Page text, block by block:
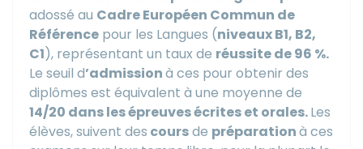
adossé au Cadre Européen Commun de
Référence pour les Langues (niveaux B1, B2,
C1), représentant un taux de réussite de 96 %.
Le seuil d’admissionà ces pour obtenir des
diplômes est équivalent à une moyenne de
14/20 dans les épreuves écrites et orales.Les
élèves, suivent des coursde préparationà ces